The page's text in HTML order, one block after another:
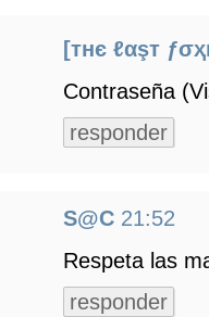
[тнє ℓαşт
Contraseña
responder
S@C 21:52
Respeta las
responder